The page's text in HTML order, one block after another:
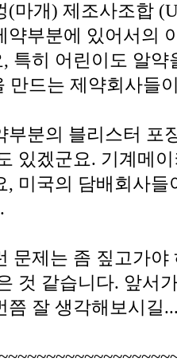
(마개) 제조사조합
약부분에 있어서의
특히 어린이도 알
만드는 제약회사들
부분의 블리스터 포
있겠군요. 기계메
, 미국의 담배회사
문제는 좀 짚고가
것 같습니다. 앞서
쯤 잘 생각해보시길